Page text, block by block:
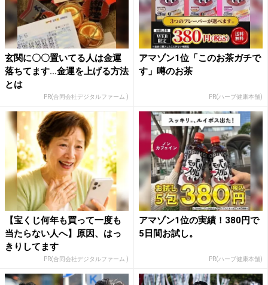
玄関に〇〇置いてる人は金運
落ちてます…金運を上げる方法
とは
PR(合同会社デジタルファーム )
アマゾン1位「このお茶ガチで
す」噂のお茶
PR(ハーブ健康本舗)
【宝くじ何年も買って一度も
当たらない人へ】原因、はっ
きりしてます
PR(合同会社デジタルファーム )
アマゾン1位の実績！380円で
5日間お試し。
PR(ハーブ健康本舗)